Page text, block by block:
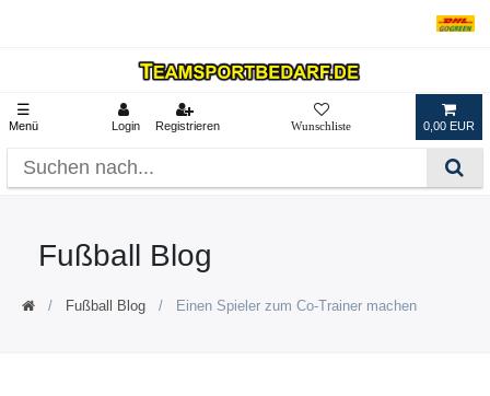
☰
Menü Login Registrieren 0,00 EUR
Fußball Blog
Fußball Blog Einen Spieler zum Co-Trainer machen